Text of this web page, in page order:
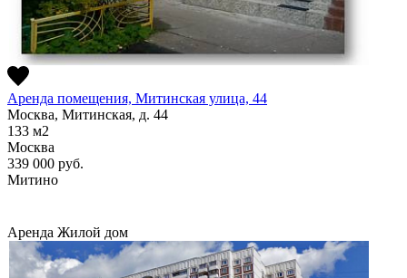
Аренда помещения, Митинская улица, 44
Москва, Митинская, д. 44
133 м2
Москва
339 000 руб.
Митино
Аренда Жилой дом